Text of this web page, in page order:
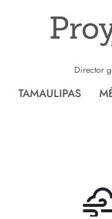
Director
TAMAULIPAS